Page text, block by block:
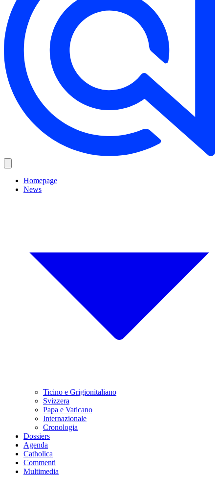
Homepage
News
Ticino e Grigionitaliano
Svizzera
Papa e Vaticano
Internazionale
Cronologia
Dossiers
Agenda
Catholica
Commenti
Multimedia